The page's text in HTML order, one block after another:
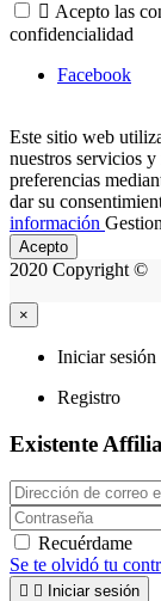
 Acepto las
confidencialidad
Facebook
Este sitio web
nuestros servicios
preferencias
dar su
información
Acepto
2020 Copyright ©
×
Iniciar sesión
Registro
Existente
Recuérdame
Se te olvidó tu
  Iniciar sesión